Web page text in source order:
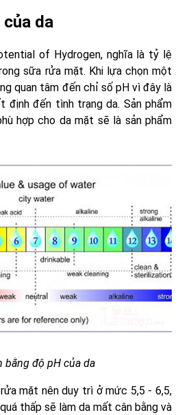
của da
of Hydrogen, nghĩa là tỷ lệ
sữa rửa mặt. Khi lựa chọn một
quan tâm đến chỉ số pH vì đây là
định đến tình trạng da. Sản phẩm
hợp cho da mặt sẽ là sản phẩm
bằng độ pH của da
mặt nên duy trì ở mức 5,5 - 6,5,
thấp sẽ làm da mất cân bằng và